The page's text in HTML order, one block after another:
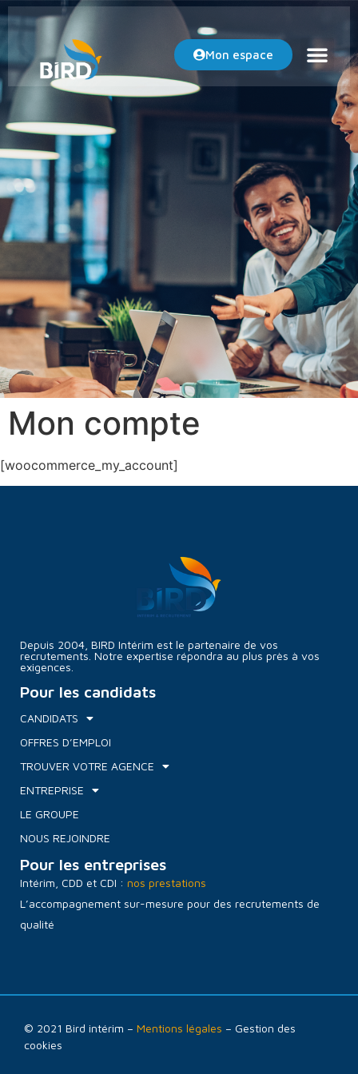
Mon espace
Mon compte
[woocommerce_my_account]
Depuis 2004, BIRD Intérim est le partenaire de vos
recrutements. Notre expertise répondra au plus près à vos
exigences.
Pour les candidats
CANDIDATS
OFFRES D’EMPLOI
TROUVER VOTRE AGENCE
ENTREPRISE
LE GROUPE
NOUS REJOINDRE
Pour les entreprises
Intérim, CDD et CDI : nos prestations
L’accompagnement sur-mesure pour des recrutements de
qualité
© 2021 Bird intérim – Mentions légales – Gestion des
cookies